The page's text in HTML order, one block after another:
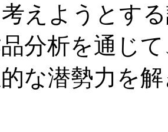
えようとす
分析を通じ
な潜勢力を